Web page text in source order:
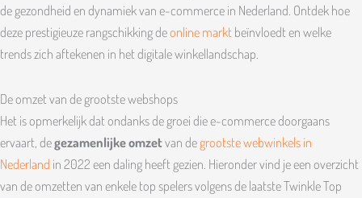
de gezondheid en dynamiek van e-commerce in Nederland. Ontdek hoe
deze prestigieuze rangschikking deonline marktbeïnvloedt en welke
trends zich aftekenen in het digitale winkellandschap.
De omzet van de grootste webshops
Het is opmerkelijk dat ondanks de groei die e-commerce doorgaans
ervaart, degezamenlijke omzetvan degrootste webwinkels in
Nederland in 2022 een daling heeft gezien. Hieronder vind je een overzicht
van de omzetten van enkele top spelers volgens de laatste Twinkle Top